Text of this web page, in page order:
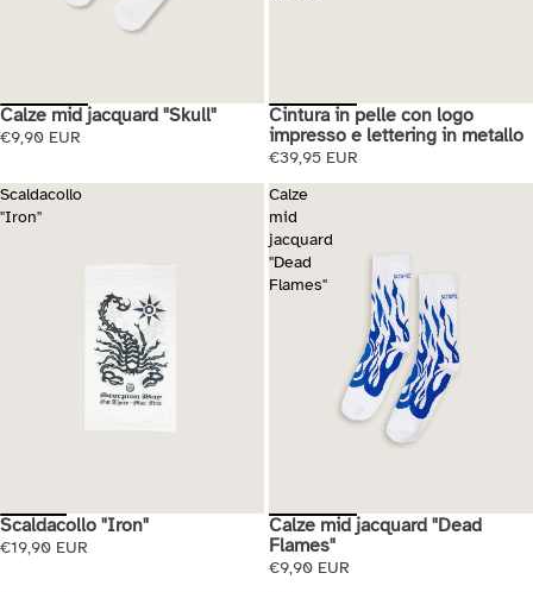
Calze mid jacquard "Skull"
€9,90 EUR
Cintura in pelle con logo
impresso e lettering in metallo
€39,95 EUR
Scaldacollo
"Iron"
Scaldacollo "Iron"
€19,90 EUR
Calze
mid
jacquard
"Dead
Flames"
Esaurito
Calze mid jacquard "Dead
Flames"
€9,90 EUR